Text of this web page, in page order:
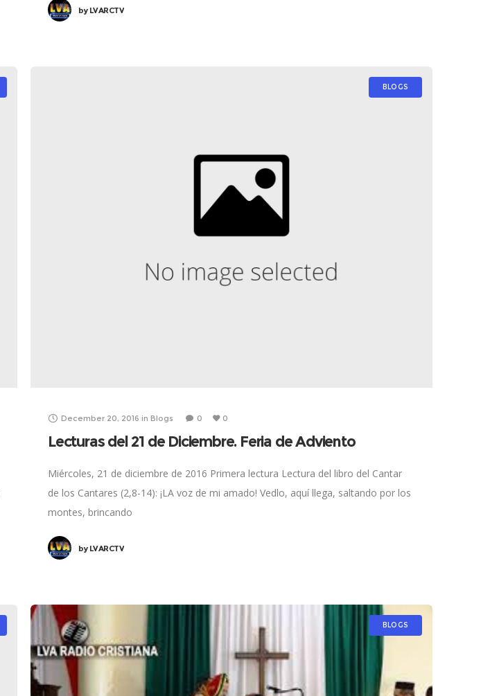
byLVARCTV
BLOGS
December 20, 2016 in Blogs 0 0
Lecturas del 21 de Diciembre. Feria de Adviento
Miércoles, 21 de diciembre de 2016 Primera lectura Lectura del libro del Cantar
de los Cantares (2,8-14): ¡LA voz de mi amado! Vedlo, aquí llega, saltando por los
montes, brincando
byLVARCTV
BLOGS